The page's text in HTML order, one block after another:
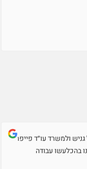
גניש ולמשרד עו״ד פייפר
בהכלעשו עבודה